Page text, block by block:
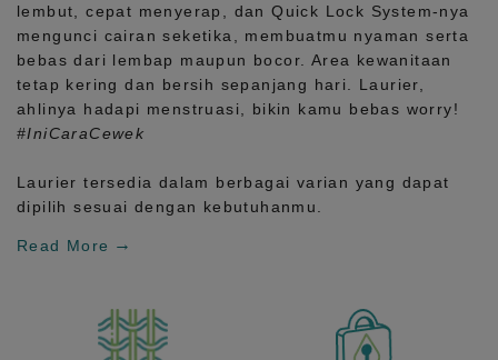
lembut, cepat menyerap, danQuick Lock System-nya
mengunci cairan seketika, membuatmu nyaman serta
bebas dari lembap maupun bocor. Area kewanitaan
tetap kering dan bersih sepanjang hari.
Laurier,
ahlinya hadapi menstruasi, bikin kamu bebas worry!
#IniCaraCewek
Laurier tersedia dalam berbagai varian yang dapat
dipilih sesuai dengan kebutuhanmu.
Read More